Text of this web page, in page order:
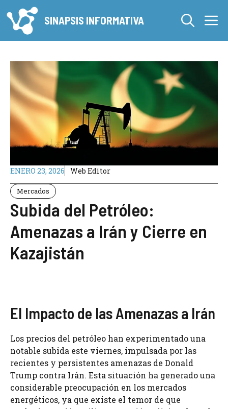
al
contenido
SINAPSIS INFORMATIVA
ENERO 23, 2026 Web Editor
Mercados
Subida del Petróleo:
Amenazas a Irán y Cierre en
Kazajistán
El Impacto de las Amenazas a Irán
Los precios del petróleo han experimentado una
notable subida este viernes, impulsada por las
recientes y persistentes amenazas de Donald
Trump contra Irán. Esta situación ha generado una
considerable preocupación en los mercados
energéticos, ya que existe el temor de que